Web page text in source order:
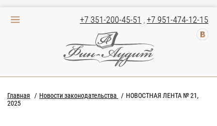
+7 351-200-45-51 ,+7 951-474-12-15
Главная Новости законодательства
НОВОСТНАЯ ЛЕНТА № 21,
2025